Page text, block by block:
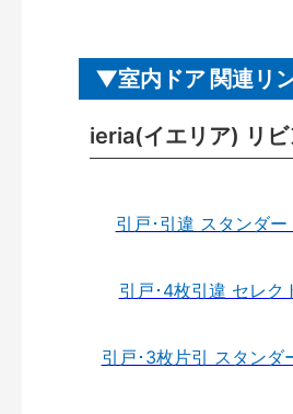
室内ドア 関連リ
ieria(イエリア) リ
引戸･引違 スタンダー
引戸･4枚引違 セレク
引戸･3枚片引 スタンダ